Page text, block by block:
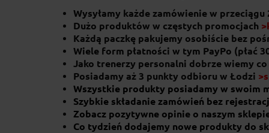
Wysyłamy każde zamówienie w przeciągu
Dużo produktów w częstych promocjach
Każdą paczkę pakujemy osobiście bez
Wiele form płatności w tym PayPo (płać
Jako trenerzy personalni dobrze wiemy
Posiadamy aż 3 punkty odbioru w Łodzi
Wszystkie produkty posiadamy w swoim
Szybkie składanie zamówień bez
Zobacz pozytywne opinie o naszym
Co tydzień dodajemy nowe produkty do